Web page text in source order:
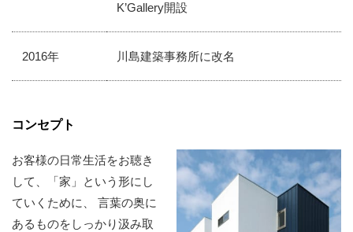
K’Gallery開設
2016年 川島建築事務所に改名
コンセプト
お客様の日常生活をお聴き
して、「家」という形にし
ていくために、
言葉の奥に
あるものをしっかり汲み取